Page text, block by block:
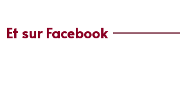
Et sur Facebook